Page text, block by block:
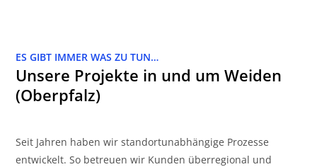
ES GIBT IMMER WAS ZU TUN…
Unsere Projekte in und um Weiden
(Oberpfalz)
Seit Jahren haben wir standortunabhängige Prozesse
entwickelt. So betreuen wir Kunden überregional und